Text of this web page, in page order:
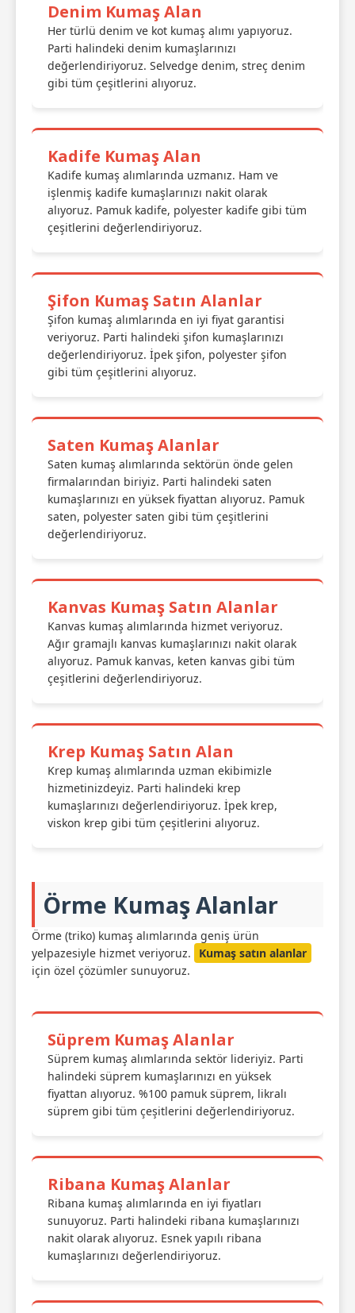
Denim Kumaş Alan
Her türlü denim ve kot kumaş alımı yapıyoruz.
Parti halindeki denim kumaşlarınızı
değerlendiriyoruz. Selvedge denim, streç denim
gibi tüm çeşitlerini alıyoruz.
Kadife Kumaş Alan
Kadife kumaş alımlarında uzmanız. Ham ve
işlenmiş kadife kumaşlarınızı nakit olarak
alıyoruz. Pamuk kadife, polyester kadife gibi tüm
çeşitlerini değerlendiriyoruz.
Şifon Kumaş Satın Alanlar
Şifon kumaş alımlarında en iyi fiyat garantisi
veriyoruz. Parti halindeki şifon kumaşlarınızı
değerlendiriyoruz. İpek şifon, polyester şifon
gibi tüm çeşitlerini alıyoruz.
Saten Kumaş Alanlar
Saten kumaş alımlarında sektörün önde gelen
firmalarından biriyiz. Parti halindeki saten
kumaşlarınızı en yüksek fiyattan alıyoruz. Pamuk
saten, polyester saten gibi tüm çeşitlerini
değerlendiriyoruz.
Kanvas Kumaş Satın Alanlar
Kanvas kumaş alımlarında hizmet veriyoruz.
Ağır gramajlı kanvas kumaşlarınızı nakit olarak
alıyoruz. Pamuk kanvas, keten kanvas gibi tüm
çeşitlerini değerlendiriyoruz.
Krep Kumaş Satın Alan
Krep kumaş alımlarında uzman ekibimizle
hizmetinizdeyiz. Parti halindeki krep
kumaşlarınızı değerlendiriyoruz. İpek krep,
viskon krep gibi tüm çeşitlerini alıyoruz.
Örme Kumaş Alanlar
Örme (triko) kumaş alımlarında geniş ürün
yelpazesiyle hizmet veriyoruz.
Kumaş satın alanlar
için özel çözümler sunuyoruz.
Süprem Kumaş Alanlar
Süprem kumaş alımlarında sektör lideriyiz. Parti
halindeki süprem kumaşlarınızı en yüksek
fiyattan alıyoruz. %100 pamuk süprem, likralı
süprem gibi tüm çeşitlerini değerlendiriyoruz.
Ribana Kumaş Alanlar
Ribana kumaş alımlarında en iyi fiyatları
sunuyoruz. Parti halindeki ribana kumaşlarınızı
nakit olarak alıyoruz. Esnek yapılı ribana
kumaşlarınızı değerlendiriyoruz.